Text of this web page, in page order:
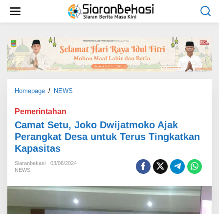
w
Homepage / NEWS
t
S
u
o
k
o
Pemerintahan
Camat Setu, Joko Dwijatmoko Ajak
Perangkat Desa untuk Terus Tingkatkan
Kapasitas
Siaranbekasi
03/08/2024
NEWS